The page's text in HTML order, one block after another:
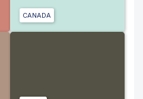
CANADA